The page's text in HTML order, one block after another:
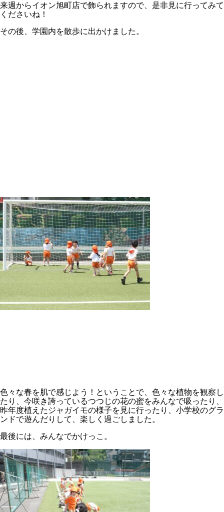
来週からイオン旭町店で飾られますので、是非見に行ってみて
くださいね！
その後、学園内を散歩に出かけました。
色々な春を肌で感じよう！ということで、色々な植物を観察し
たり、今咲き誇っているつつじの花の蜜をみんなで吸ったり、
昨年度植えたジャガイモの様子を見に行ったり、小学校のグラ
ンドで遊んだりして、楽しく過ごしました。
最後には、みんなでかけっこ。